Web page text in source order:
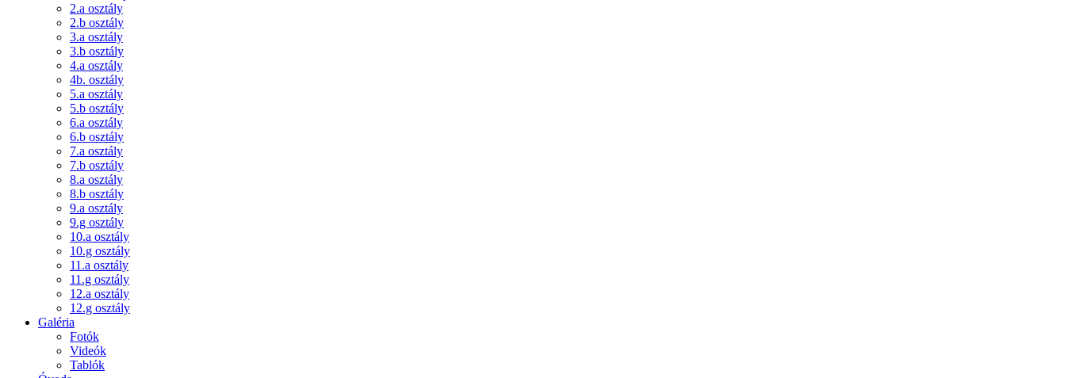
2.a osztály
2.b osztály
3.a osztály
3.b osztály
4.a osztály
4b. osztály
5.a osztály
5.b osztály
6.a osztály
6.b osztály
7.a osztály
7.b osztály
8.a osztály
8.b osztály
9.a osztály
9.g osztály
10.a osztály
10.g osztály
11.a osztály
11.g osztály
12.a osztály
12.g osztály
Galéria
Fotók
Videók
Tablók